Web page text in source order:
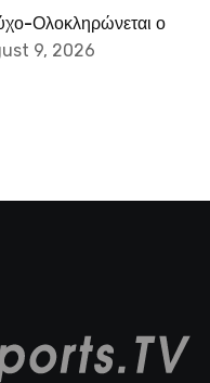
Ολοκληρώνεται ο
9, 2026